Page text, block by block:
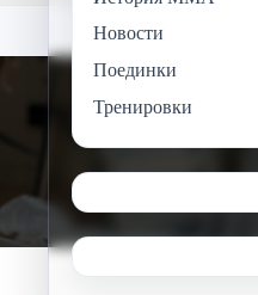
Новости
Поединки
Тренировки